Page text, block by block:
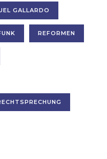
GALLARDO
REFORMEN